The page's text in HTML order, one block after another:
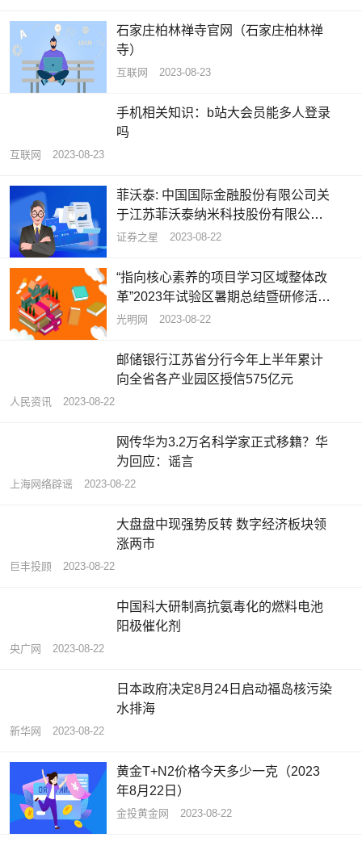
石家庄柏林禅寺官网（石家庄柏林禅
寺）
互联网 2023-08-23
手机相关知识：b站大会员能多人登录
吗
互联网 2023-08-23
菲沃泰: 中国国际金融股份有限公司关
于江苏菲沃泰纳米科技股份有限公司
使用暂时闲置募集资金进行现金管理
证券之星 2023-08-22
“指向核心素养的项目学习区域整体改
革”2023年试验区暑期总结暨研修活动
举办
光明网 2023-08-22
邮储银行江苏省分行今年上半年累计
向全省各产业园区授信575亿元
人民资讯 2023-08-22
网传华为3.2万名科学家正式移籍？华
为回应：谣言
上海网络辟谣 2023-08-22
大盘盘中现强势反转 数字经济板块领
涨两市
巨丰投顾 2023-08-22
中国科大研制高抗氨毒化的燃料电池
阳极催化剂
央广网 2023-08-22
日本政府决定8月24日启动福岛核污染
水排海
新华网 2023-08-22
黄金T+N2价格今天多少一克（2023
年8月22日）
金投黄金网 2023-08-22